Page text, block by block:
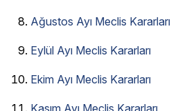
Ağustos Ayı Meclis Kararları
Eylül Ayı Meclis Kararları
Ekim Ayı Meclis Kararları
Kasım Ayı Meclis Kararları